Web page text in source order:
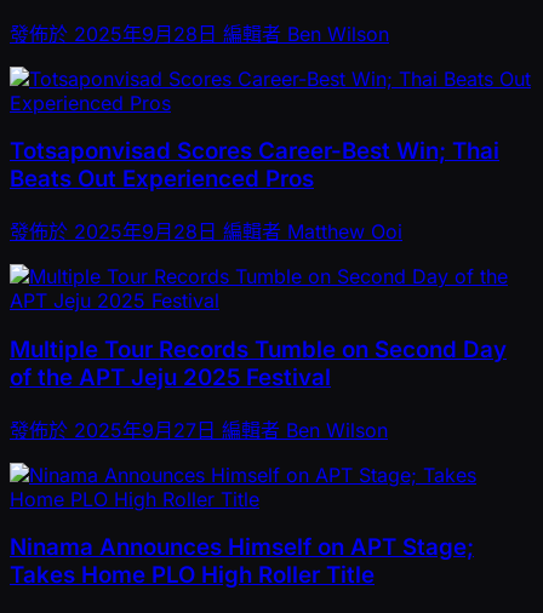
發佈於 2025年9月28日 編輯者 Ben Wilson
Totsaponvisad Scores Career-Best Win; Thai
Beats Out Experienced Pros
發佈於 2025年9月28日 編輯者 Matthew Ooi
Multiple Tour Records Tumble on Second Day
of the APT Jeju 2025 Festival
發佈於 2025年9月27日 編輯者 Ben Wilson
Ninama Announces Himself on APT Stage;
Takes Home PLO High Roller Title